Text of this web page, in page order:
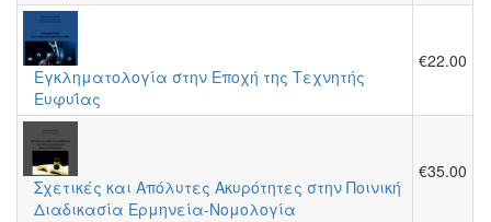
Εγκληματολογία στην Εποχή της Τεχνητής
Ευφυΐας
€22.00
Σχετικές και Απόλυτες Ακυρότητες στην Ποινική
Διαδικασία Ερμηνεία-Νομολογία
€35.00